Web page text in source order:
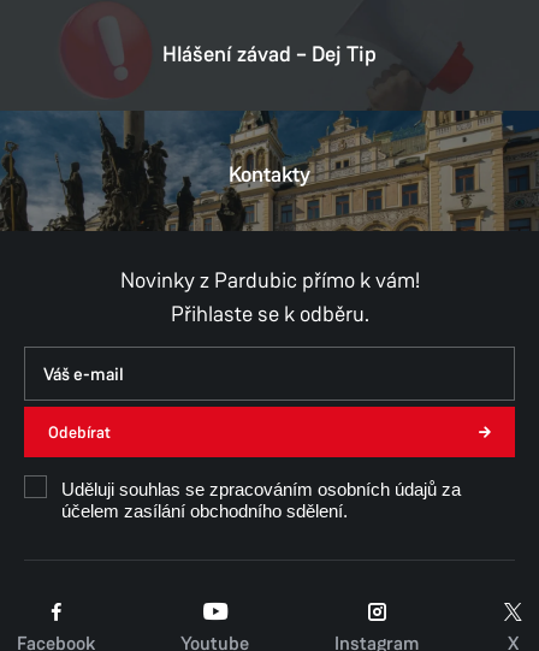
00274046
Provozní doba
Pondělí
8:00–11:00, 12:00–17:00
8:00–11:00, 12:00–17:00
pouze po předchozí domluvě
Ing. Kateřina Skladanová
Odbor majetku a investic
Hlášení závad – Dej Tip
Kontakty
Novinky z Pardubic přímo k vám!
Přihlaste se k odběru.
Odebírat
Uděluji souhlas se zpracováním osobních údajů za
účelem zasílání obchodního sdělení.
Facebook Youtube Instagram X